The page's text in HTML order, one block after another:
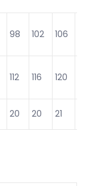
98 102 106
112 116 120
20 20 21